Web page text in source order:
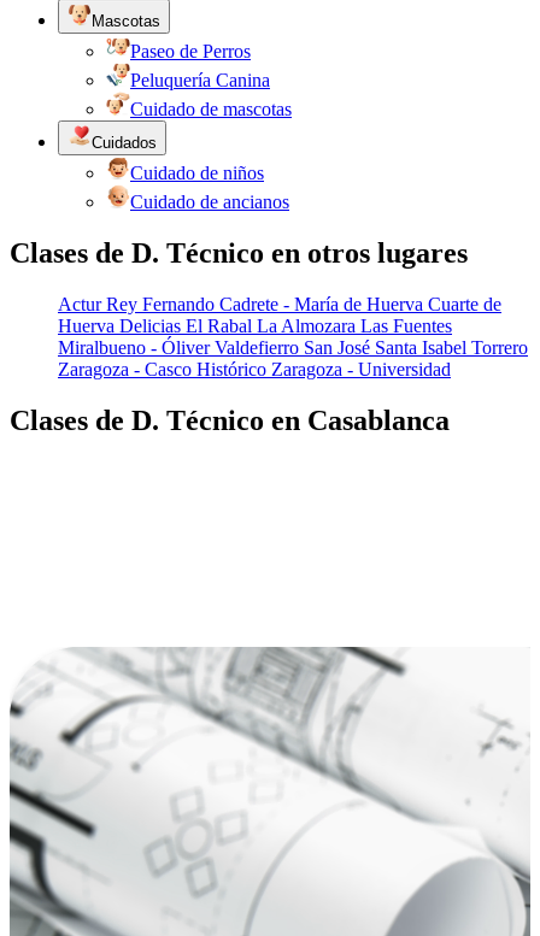
Mascotas
Paseo de Perros
Peluquería Canina
Cuidado de mascotas
Cuidados
Cuidado de niños
Cuidado de ancianos
Clases de D. Técnico en otros lugares
Actur Rey Fernando Cadrete - María de Huerva Cuarte de
Huerva Delicias El Rabal La Almozara Las Fuentes
Miralbueno - Óliver Valdefierro San José Santa Isabel Torrero
Zaragoza - Casco Histórico Zaragoza - Universidad
Clases de D. Técnico en Casablanca